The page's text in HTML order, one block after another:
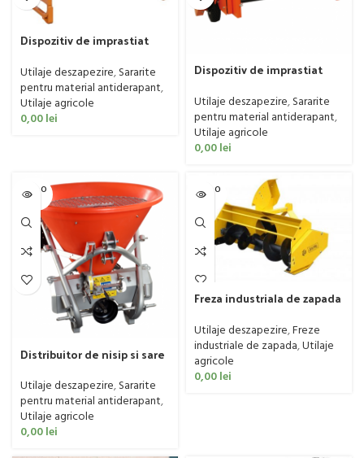
Dispozitiv de imprastiat
SPR H/M 80/100/120
Utilaje deszapezire,Sararite
pentru material antiderapant,
Utilaje agricole
0,00lei
Dispozitiv de imprastiat
SPR WD 100
Utilaje deszapezire,Sararite
pentru material antiderapant,
Utilaje agricole
0,00lei
SOLD O
UT
Distribuitor de nisip si sare
125/250/400 ST
Utilaje deszapezire,Sararite
pentru material antiderapant,
Utilaje agricole
0,00lei
SOLD O
UT
Freza industriala de zapada
CP
Utilaje deszapezire,Freze
industriale de zapada,Utilaje
agricole
0,00lei